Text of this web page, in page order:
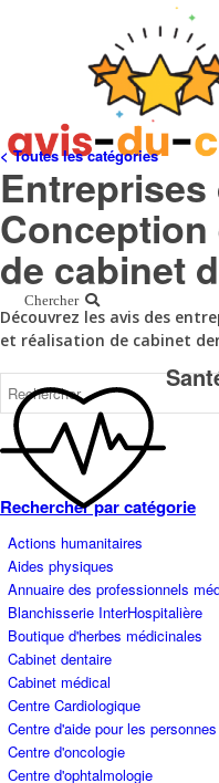
Chercher
Rechercher par catégorie
< Toutes les catégories
Entreprises
de cabinet
Découvrez les avis des
et réalisation de cabinet
Actions humanitaires
Aides physiques
Annuaire des professionnels
Blanchisserie InterHospitalière
Boutique d'herbes médicinales
Cabinet dentaire
Cabinet médical
Centre Cardiologique
Centre d'aide pour les
Centre d'oncologie
Centre d'ophtalmologie